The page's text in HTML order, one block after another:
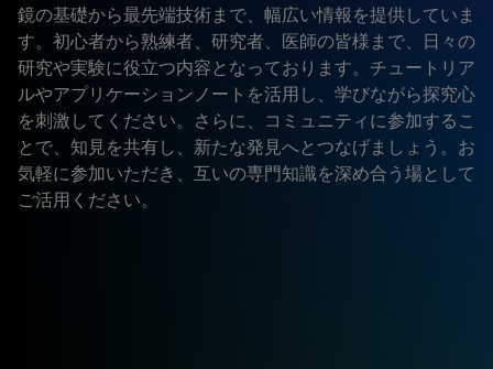
鏡の基礎から最先端技術まで、幅広い情報を提供していま
す。初心者から熟練者、研究者、医師の皆様まで、日々の
研究や実験に役立つ内容となっております。チュートリア
ルやアプリケーションノートを活用し、学びながら探究心
を刺激してください。さらに、コミュニティに参加するこ
とで、知見を共有し、新たな発見へとつなげましょう。お
気軽に参加いただき、互いの専門知識を深め合う場として
ご活用ください。